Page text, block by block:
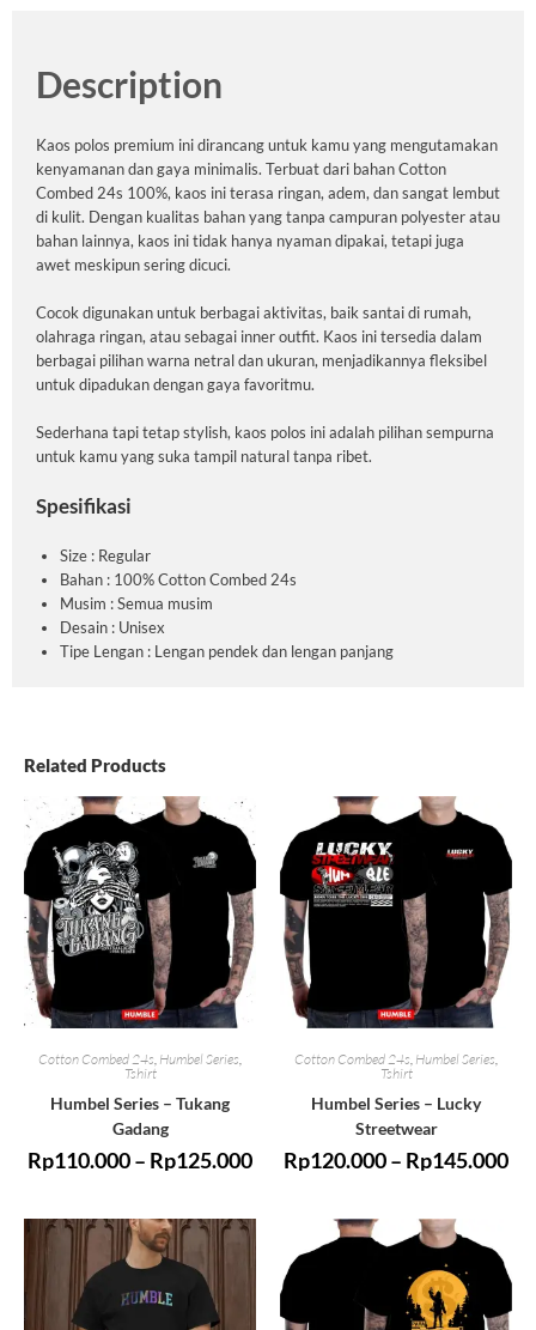
Description
Kaos polos premium ini dirancang untuk kamu yang mengutamakan
kenyamanan dan gaya minimalis. Terbuat dari bahan Cotton
Combed 24s 100%, kaos ini terasa ringan, adem, dan sangat lembut
di kulit. Dengan kualitas bahan yang tanpa campuran polyester atau
bahan lainnya, kaos ini tidak hanya nyaman dipakai, tetapi juga
awet meskipun sering dicuci.
Cocok digunakan untuk berbagai aktivitas, baik santai di rumah,
olahraga ringan, atau sebagai inner outfit. Kaos ini tersedia dalam
berbagai pilihan warna netral dan ukuran, menjadikannya fleksibel
untuk dipadukan dengan gaya favoritmu.
Sederhana tapi tetap stylish, kaos polos ini adalah pilihan sempurna
untuk kamu yang suka tampil natural tanpa ribet.
Spesifikasi
Size : Regular
Bahan : 100% Cotton Combed 24s
Musim : Semua musim
Desain : Unisex
Tipe Lengan : Lengan pendek dan lengan panjang
Related Products
Cotton Combed 24s, Humbel Series,
Tshirt
Humbel Series – Tukang
Gadang
Rp110.000– Rp125.000
Cotton Combed 24s, Humbel Series,
Tshirt
Humbel Series – Lucky
Streetwear
Rp120.000– Rp145.000